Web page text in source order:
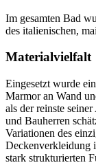
Im gesamten Bad
des italienischen,
Materialvielfalt
Eingesetzt wurde
Marmor an Wand
als der reinste
und Bauherren
Variationen des
Deckenverkleidung
stark strukturierten